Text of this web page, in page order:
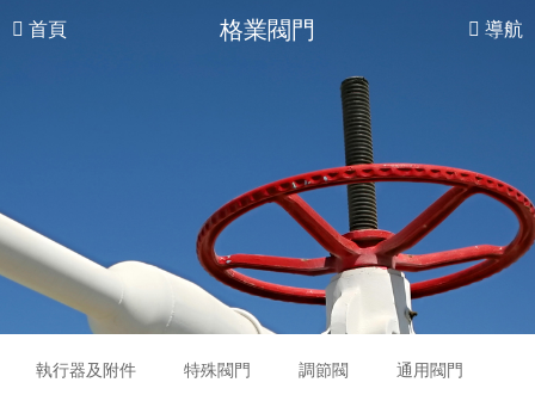
首頁 格業閥門 導航
執行器及附件 特殊閥門 調節閥 通用閥門